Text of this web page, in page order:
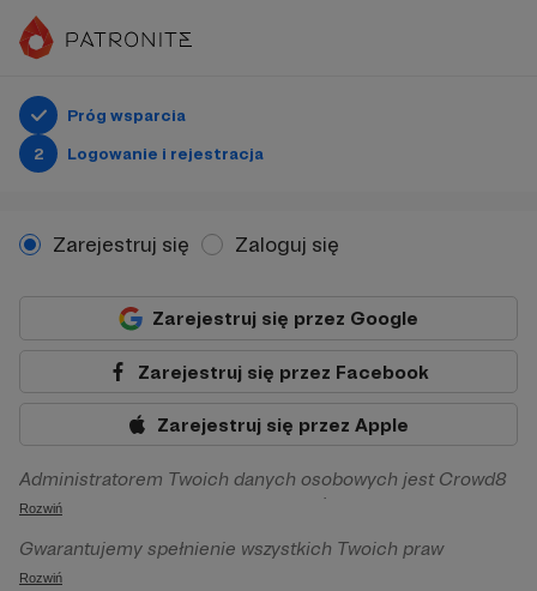
Próg wsparcia
2
Logowanie i rejestracja
Zarejestruj się Zaloguj się
Zarejestruj się przez Google
Zarejestruj się przez Facebook
Zarejestruj się przez Apple
Administratorem Twoich danych osobowych jest Crowd8
sp. z o.o. z siedziba w Warszawie, ul. Żwirki i Wigury 16, 02-
092 Warszawa. Twoje dane osobowe będą przetwarzane w
szczególności w celu wykonania umowy zawartej z Tobą, w
Rozwiń
Gwarantujemy spełnienie wszystkich Twoich praw
wynikających z ogólnego rozporządzenia o ochronie
Rozwiń